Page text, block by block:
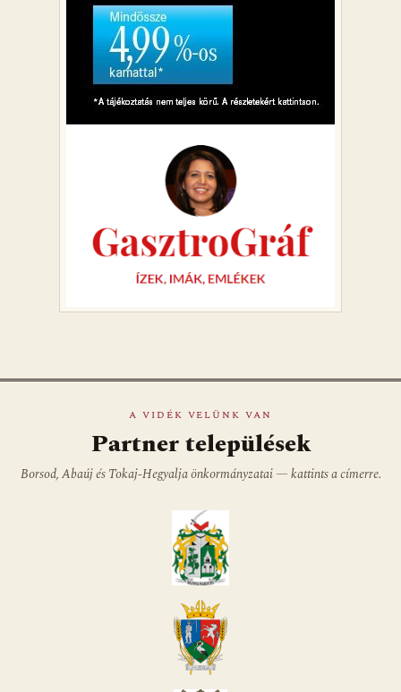
A VIDÉK VELÜNK VAN
Partner települések
Borsod, Abaúj és Tokaj-Hegyalja önkormányzatai — kattints a címerre.